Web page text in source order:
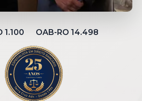
1.100 OAB-RO 14.498